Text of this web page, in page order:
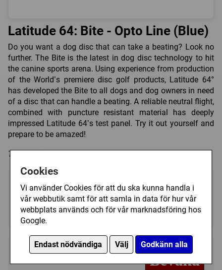
Cookies
Vi använder Cookies för att du ska kunna handla i
vår webbutik samt för att samla in data för hur vår
webbplats används och för vår marknadsföring hos
Google.
Endast nödvändiga Välj Godkänn alla
Latitude 64: Bite - Opto Line (Blue)
Do you want a dog disc that can take a beating? Look no
further. The Bite is the latest in dog disc technology to hit
the canine sports arena. Using experience from production
of the World’s premiere disc golf products, Latitude 64°
has developed the Bite to all dogs and dog owners in need
of a disc that can handle a beating. A reliable neutral flight,
combined with puncture resistant material has deeply
impressed Latitude 64’s test panel. Try it out yourself and
prepare to be amazed!
Trycket på discen kan variera i färg och form.
Välj färg:
Blue - Ej i lager ▼
149 kr Bevaka